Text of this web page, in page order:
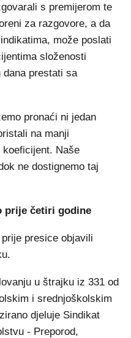
s premijerom te
za razgovore, a da
može poslati
složenosti
prestati sa
pronaći ni jedan
na manji
Naše
ne dostignemo taj
prije četiri godine
presice objavili
u štrajku iz 331 od
i srednjoškolskim
djeluje Sindikat
- Preporod,